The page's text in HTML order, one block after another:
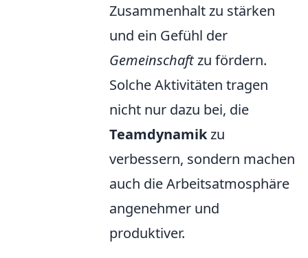
Zusammenhalt zu stärken
und ein Gefühl der
Gemeinschaftzu fördern.
Solche Aktivitäten tragen
nicht nur dazu bei, die
Teamdynamikzu
verbessern, sondern machen
auch die Arbeitsatmosphäre
angenehmer und
produktiver.